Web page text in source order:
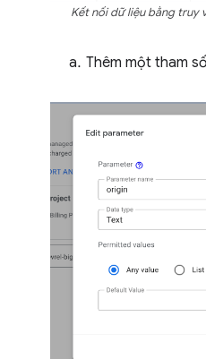
Kết nối dữ liệu bằng truy
Thêm một tham